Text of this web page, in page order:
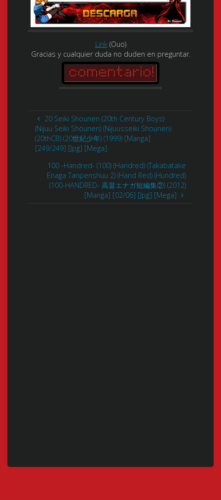
Link(Ouo)
Gracias y cualquier duda no duden en preguntar.
20 Seiki Shounen (20th Century Boys)
(Nijuu Seiki Shounen) (Nijuusseiki Shounen)
(20thCB) (20世紀少年) (1999) [Manga]
[249/249] [Jpg] [Mega]
100 -Handred- (100) (Handred) (Takabatake
Enaga Tanpenshuu 2) (Hand Red) (Hundred)
(100-HANDRED- 高畠エナガ短編集②) (2012)
[Manga] [02/06] [Jpg] [Mega]